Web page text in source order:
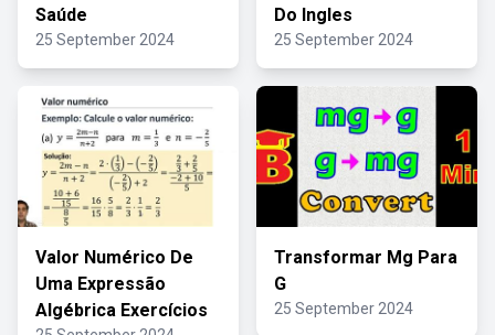
Saúde
25 September 2024
Do Ingles
25 September 2024
Valor Numérico De
Uma Expressão
Algébrica Exercícios
Transformar Mg Para
G
25 September 2024